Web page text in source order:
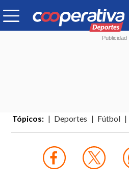
Tópicos: Deportes Fútbol